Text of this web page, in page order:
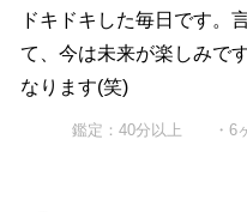
ドキドキした毎日です。
て、今は未来が楽しみで
なります(笑)
鑑定：40分以上 ・6ヶ